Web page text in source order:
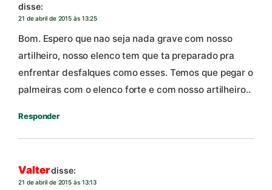
disse:
21 de abril de 2015 às 13:25
Bom. Espero que nao seja nada grave com nosso
artilheiro, nosso elenco tem que ta preparado pra
enfrentar desfalques como esses. Temos que pegar o
palmeiras com o elenco forte e com nosso artilheiro..
Responder
Valterdisse:
21 de abril de 2015 às 13:13